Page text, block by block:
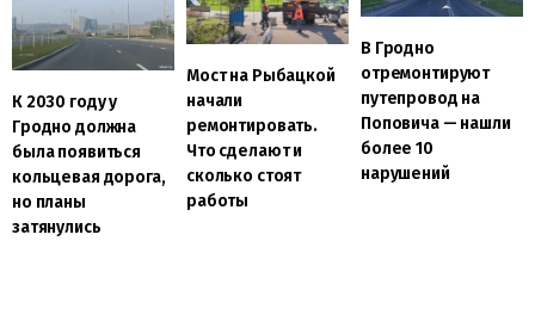
К 2030 году у
Гродно должна
была появиться
кольцевая дорога,
но планы
затянулись
Мост на Рыбацкой
начали
ремонтировать.
Что сделают и
сколько стоят
работы
В Гродно
отремонтируют
путепровод на
Поповича — нашли
более 10
нарушений